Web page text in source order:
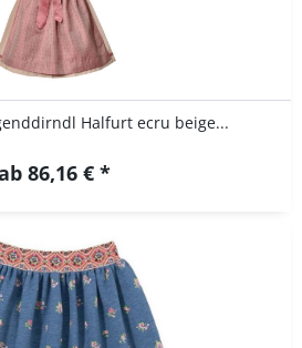
Halfurt ecru beige...
86,16 € *